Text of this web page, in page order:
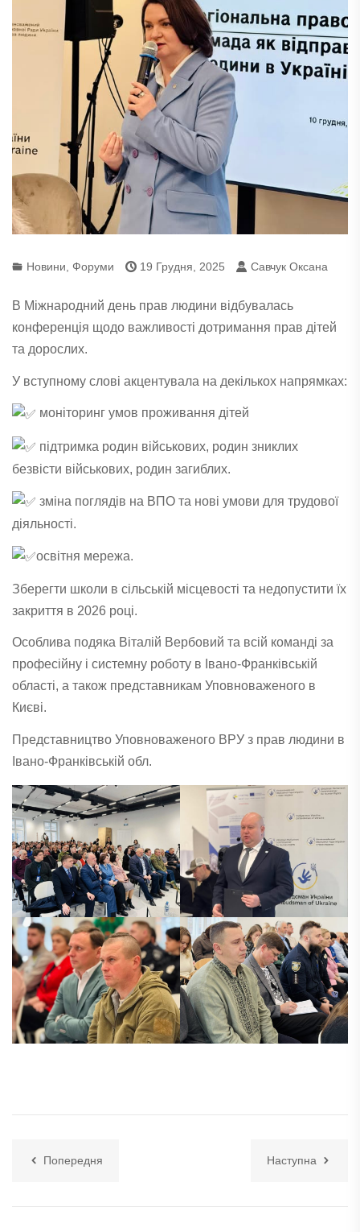
Новини Форуми 19 Грудня, 2025 Савчук Оксана
В Міжнародний день прав людини відбувалась
конференція щодо важливості дотримання прав дітей
та дорослих.
У вступному слові акцентувала на декількох напрямках:
моніторинг умов проживання дітей
підтримка родин військових, родин зниклих
безвісти військових, родин загиблих.
зміна поглядів на ВПО та нові умови для трудової
діяльності.
освітня мережа.
Зберегти школи в сільській місцевості та недопустити їх
закриття в 2026 році.
Особлива подяка Віталій Вербовий та всій команді за
професійну і системну роботу в Івано-Франківській
області, а також представникам Уповноваженого в
Києві.
Представництво Уповноваженого ВРУ з прав людини в
Івано-Франківській обл.
Попередня Наступна